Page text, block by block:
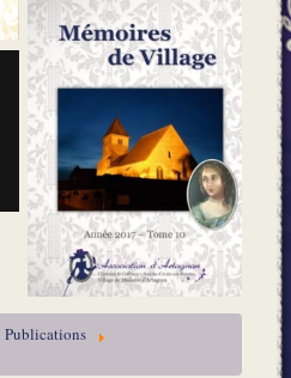
Publications